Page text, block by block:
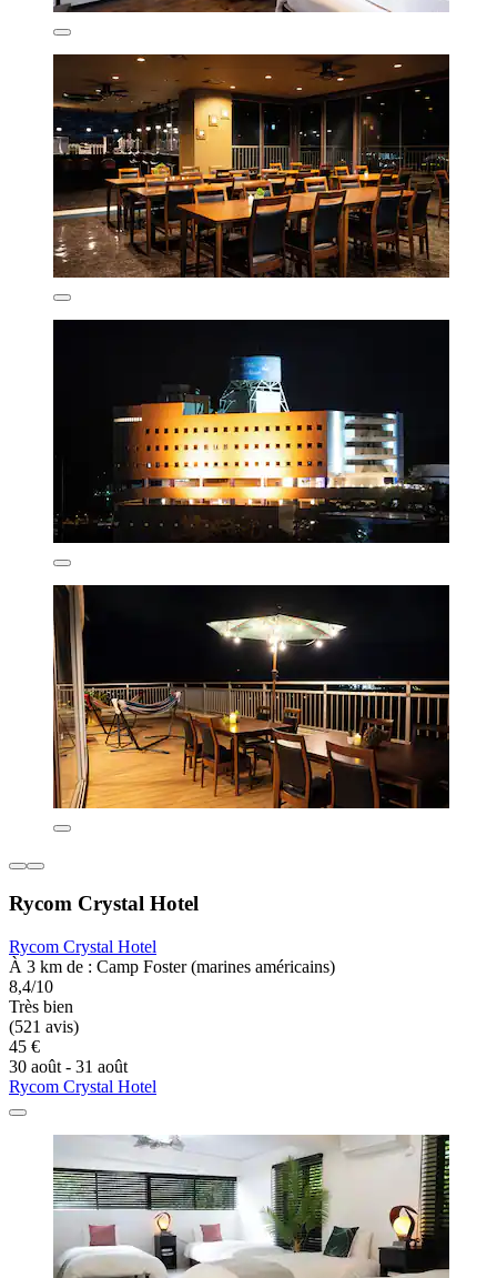
Rycom Crystal Hotel
Rycom Crystal Hotel
À 3 km de : Camp Foster (marines américains)
8,4/10
Très bien
(521 avis)
45 €
30 août - 31 août
Rycom Crystal Hotel